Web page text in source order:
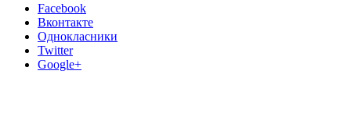
Facebook
Вконтакте
Однокласники
Twitter
Google+